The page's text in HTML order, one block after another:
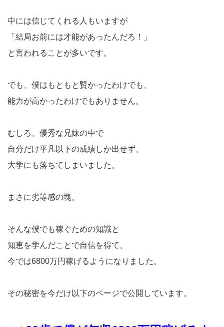
中には信じてくれる人もいますが
「結局お前には才能があったんだろ！」
と言われることが多いです。
でも、僕はもともと賢かったわけでも、
能力が高かったわけでもありません。
むしろ、優秀な兄妹の中で
自分だけ平凡以下の成績しか出せず、
大学にも落ちてしまいました。
まさに劣等感の塊。
そんな僕でも稼ぐための知識と
知恵を学んだことで自信を得て、
今では6800万円稼げるようになりました。
その秘密を今だけ以下のページで公開しています。